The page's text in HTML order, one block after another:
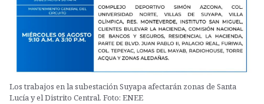
Los trabajos en la subestación Suyapa afectarán zonas de Santa
Lucía y el Distrito Central. Foto: ENEE